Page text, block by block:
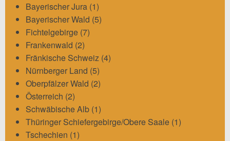
Bayerischer Jura (1)
Bayerischer Wald (5)
Fichtelgebirge (7)
Frankenwald (2)
Fränkische Schweiz (4)
Nürnberger Land (5)
Oberpfälzer Wald (2)
Österreich (2)
Schwäbische Alb (1)
Thüringer Schiefergebirge/Obere Saale (1)
Tschechien (1)